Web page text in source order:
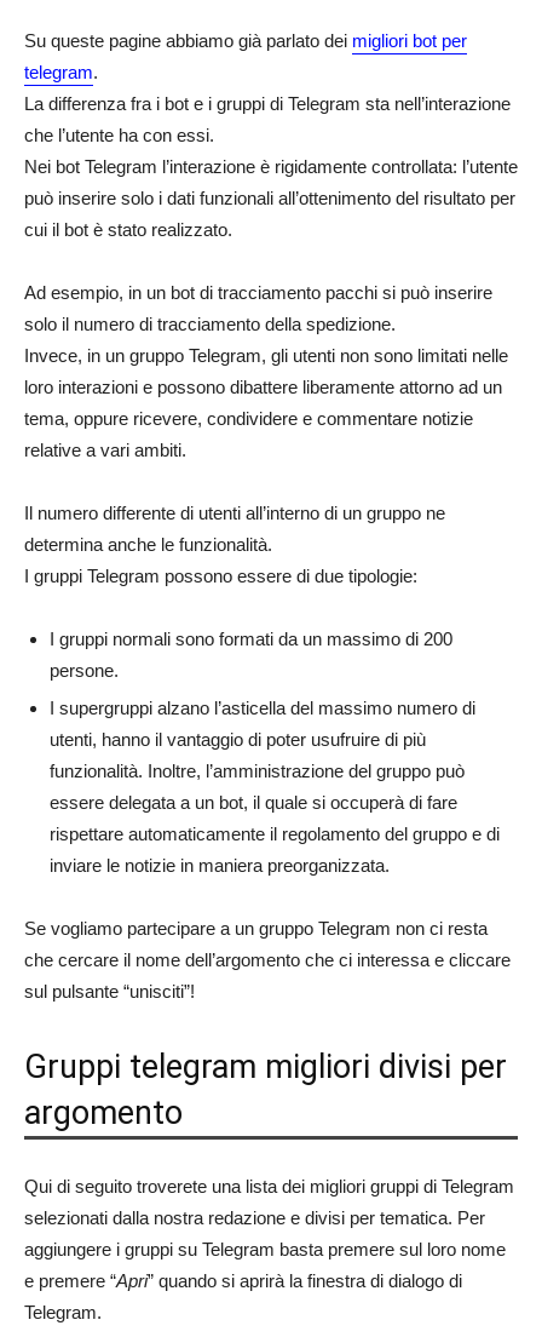
Su queste pagine abbiamo già parlato dei migliori bot per
telegram.
La differenza fra i bot e i gruppi di Telegram sta nell’interazione
che l’utente ha con essi.
Nei bot Telegram l’interazione è rigidamente controllata: l’utente
può inserire solo i dati funzionali all’ottenimento del risultato per
cui il bot è stato realizzato.
Ad esempio, in un bot di tracciamento pacchi si può inserire
solo il numero di tracciamento della spedizione.
Invece, in un gruppo Telegram, gli utenti non sono limitati nelle
loro interazioni e possono dibattere liberamente attorno ad un
tema, oppure ricevere, condividere e commentare notizie
relative a vari ambiti.
Il numero differente di utenti all’interno di un gruppo ne
determina anche le funzionalità.
I gruppi Telegram possono essere di due tipologie:
I gruppi normali sono formati da un massimo di 200
persone.
I supergruppi alzano l’asticella del massimo numero di
utenti, hanno il vantaggio di poter usufruire di più
funzionalità. Inoltre, l’amministrazione del gruppo può
essere delegata a un bot, il quale si occuperà di fare
rispettare automaticamente il regolamento del gruppo e di
inviare le notizie in maniera preorganizzata.
Se vogliamo partecipare a un gruppo Telegram non ci resta
che cercare il nome dell’argomento che ci interessa e cliccare
sul pulsante “unisciti”!
Gruppi telegram migliori divisi per
argomento
Qui di seguito troverete una lista dei migliori gruppi di Telegram
selezionati dalla nostra redazione e divisi per tematica. Per
aggiungere i gruppi su Telegram basta premere sul loro nome
e premere “Apri” quando si aprirà la finestra di dialogo di
Telegram.